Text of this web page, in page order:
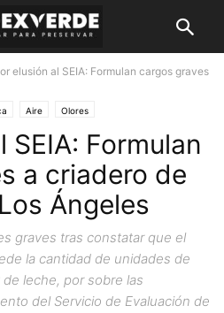
elusión al SEIA: Formulan cargos graves
Aire Olores
SEIA: Formulan
a criadero de
Ángeles
graves tras constatar que el
la cantidad de unidades de
leche, por sobre las
del Servicio de Evaluación de